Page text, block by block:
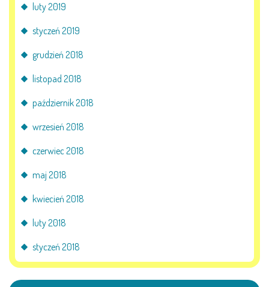
luty 2019
styczeń 2019
grudzień 2018
listopad 2018
październik 2018
wrzesień 2018
czerwiec 2018
maj 2018
kwiecień 2018
luty 2018
styczeń 2018